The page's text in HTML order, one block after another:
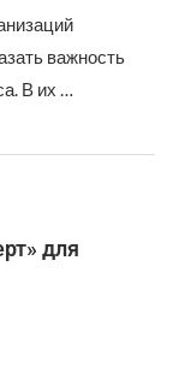
важность
В их …
для